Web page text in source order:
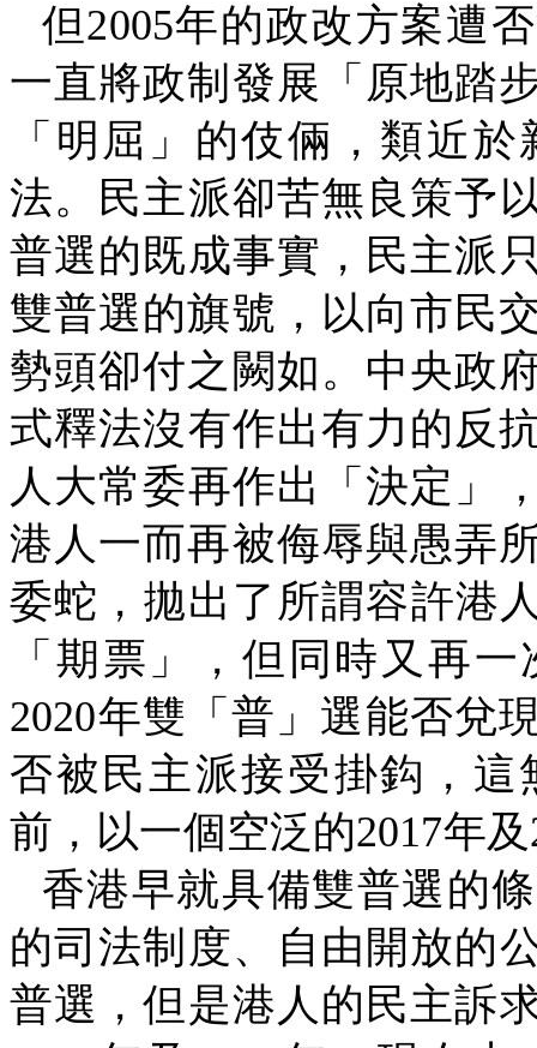
但2005年的政改方案遭
一直將政制發展「原地踏
「明屈」的伎倆，類近
法。民主派卻苦無良策予
普選的既成事實，民主派
雙普選的旗號，以向市民
勢頭卻付之闕如。中央政
式釋法沒有作出有力的反
人大常委再作出「決定」
港人一而再被侮辱與愚弄
委蛇，拋出了所謂容許港
「期票」，但同時又再
2020年雙「普」選能否兌
否被民主派接受掛鈎，
前，以一個空泛的2017年及
香港早就具備雙普選的
的司法制度、自由開放的
普選，但是港人的民主訴